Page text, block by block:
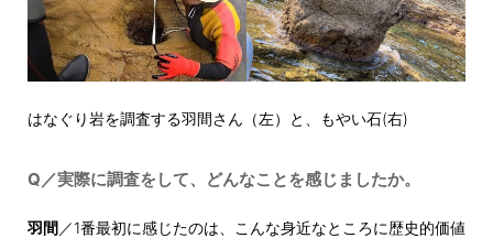
はなぐり岩を調査する羽間さん（左）と、もやい石(右)
Q／実際に調査をして、どんなことを感じましたか。
羽間／1番最初に感じたのは、こんな身近なところに歴史的価値